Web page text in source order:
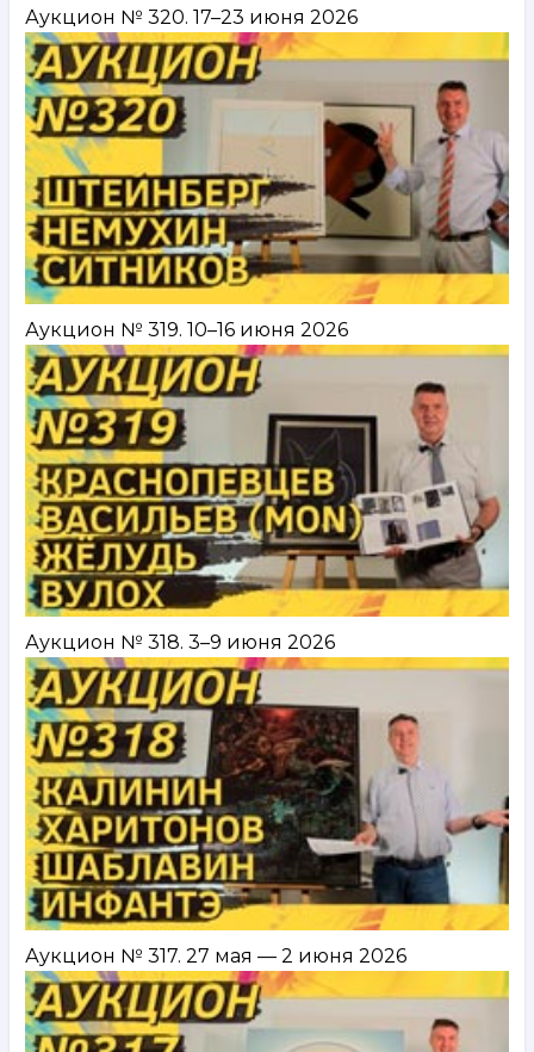
Аукцион № 320. 17–23 июня 2026
Аукцион № 319. 10–16 июня 2026
Аукцион № 318. 3–9 июня 2026
Аукцион № 317. 27 мая — 2 июня 2026